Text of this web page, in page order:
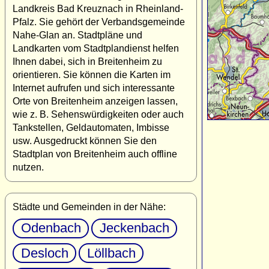
Landkreis Bad Kreuznach in Rheinland-
Pfalz. Sie gehört der Verbandsgemeinde
Nahe-Glan an. Stadtpläne und
Landkarten vom Stadtplandienst helfen
Ihnen dabei, sich in Breitenheim zu
orientieren. Sie können die Karten im
Internet aufrufen und sich interessante
Orte von Breitenheim anzeigen lassen,
wie z. B. Sehenswürdigkeiten oder auch
Tankstellen, Geldautomaten, Imbisse
usw. Ausgedruckt können Sie den
Stadtplan von Breitenheim auch offline
nutzen.
Städte und Gemeinden in der Nähe:
Odenbach
Jeckenbach
Desloch
Löllbach